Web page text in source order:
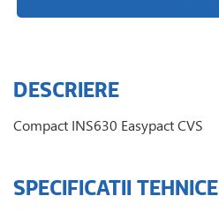
DESCRIERE
Compact INS630 Easypact CVS
SPECIFICATII TEHNICE